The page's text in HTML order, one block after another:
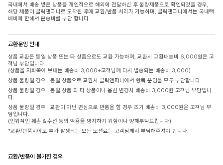
국내에서 배송 받은 상품을 개인적으로 해외에 전달하신 후 불량제품으로 확인되었을 경우,
해당 제품이 클릭앤퍼니로 도착된 후에 교환/반품 처리가 가능하며, 클릭앤퍼니에서는 국내택
배비에 한해서 운송비를 부담 합니다
교환운임 안내
상품 교환은 동일 상품 또는 타 상품으로도 교환 가능하며, 교환시 교환배송비 6,000원은 고
객님 부담입니다.
(상품을 저희쪽에 보내는 배송비 3,000+고객님께 다시 발송되는 배송비 3,000)
상품 불량일 경우 : 동일 상품으로 교환시 클릭앤퍼니에서 왕복 운임을 모두 부담합니다.
상품 불량일 경우 : 동일 상품 외 타 상품이나 옵션 변경시 배송비 3,000원 고객님 부담입니
다.
상품 불량일 경우 : 교환이 아닌 변심으로 반품을 할 경우 초기 배송비 3,000원은 고객님 부
담입니다.
(인위적인 훼손 & 수선 등의 악용을 방지하기 위함이니 양해부탁드립니다)
*교환/반품시에도 추가 발생되는 모든 도선료는 고객님께서 부담해주셔야 합니다.
교환/반품이 불가한 경우